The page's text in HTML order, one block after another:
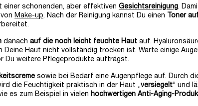
einer schonenden, aber effektiven Gesichtsreinigung.
Make-up. Nach der Reinigung kannst Du einen Toner
danach auf die noch leicht feuchte Haut auf.
Deine Haut nicht vollständig trocken ist. Warte einige
Du weitere Pflegeprodukte aufträgst.
sowie bei Bedarf eine Augenpflege auf. Durch
die Feuchtigkeit praktisch in der Haut „versiegelt“ und
es zum Beispiel in vielen hochwertigen Anti-Aging-